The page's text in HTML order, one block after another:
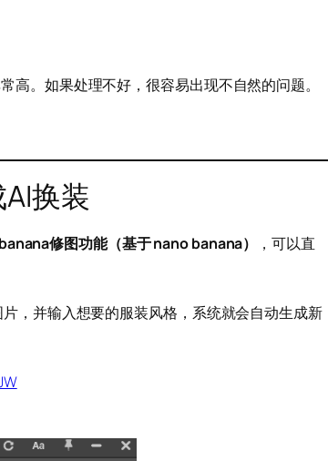
。如果处理不好，很容易出现不自然的问题。
换装
banana修图功能（基于 nano banana）
，可以直
，并输入想要的服装风格，系统就会自动生成新